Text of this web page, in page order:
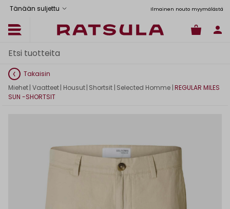
Tänään suljettuToimituskulut alk. 6,90€
Manner-Suomeen yli 120 euron tilauksiin Ilmainen nouto myymälästä
Takaisin
Miehet| Vaatteet| Housut | Shortsit | Selected Homme |REGULAR MILES
SUN -SHORTSIT